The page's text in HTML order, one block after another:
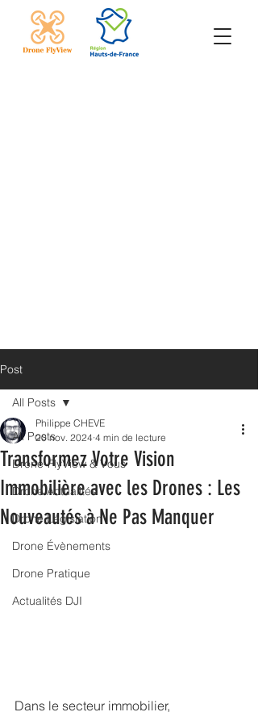
Post
All Posts
Drone-FlyView & Vous
Drone Actualités
Drone Législation
Drone Évènements
Drone Pratique
Actualités DJI
All Posts
Transformez Votre Vision
Immobilière avec les Drones : Les
Nouveautés à Ne Pas Manquer
Philippe CHEVE
20 nov. 2024 4 min de lecture
Dans le secteur immobilier,